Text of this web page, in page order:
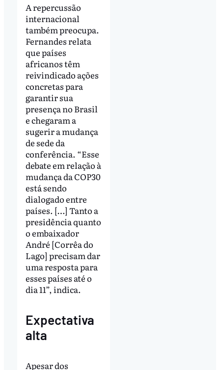
A repercussão
internacional
também preocupa.
Fernandes relata
que países
africanos têm
reivindicado ações
concretas para
garantir sua
presença no Brasil
e chegaram a
sugerir a mudança
de sede da
conferência. “Esse
debate em relação à
mudança da COP30
está sendo
dialogado entre
países. […] Tanto a
presidência quanto
o embaixador
André [Corrêa do
Lago] precisam dar
uma resposta para
esses países até o
dia 11”, indica.
Expectativa
alta
Apesar dos